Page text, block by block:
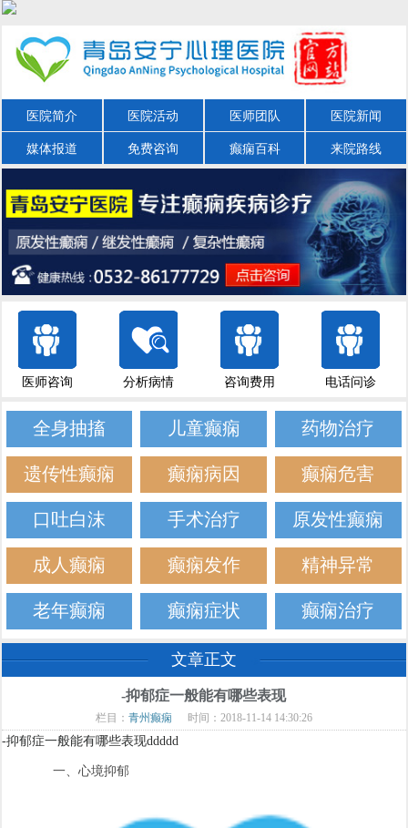
医院简介 医院活动 医师团队 医院新闻
媒体报道 免费咨询 癫痫百科 来院路线
医师咨询 分析病情 咨询费用 电话问诊
全身抽搐 儿童癫痫 药物治疗
遗传性癫痫 癫痫病因 癫痫危害
口吐白沫 手术治疗 原发性癫痫
成人癫痫 癫痫发作 精神异常
老年癫痫 癫痫症状 癫痫治疗
文章正文
-抑郁症一般能有哪些表现
栏目： 青州癫痫 时间：2018-11-14 14:30:26
-抑郁症一般能有哪些表现ddddd
一、心境抑郁